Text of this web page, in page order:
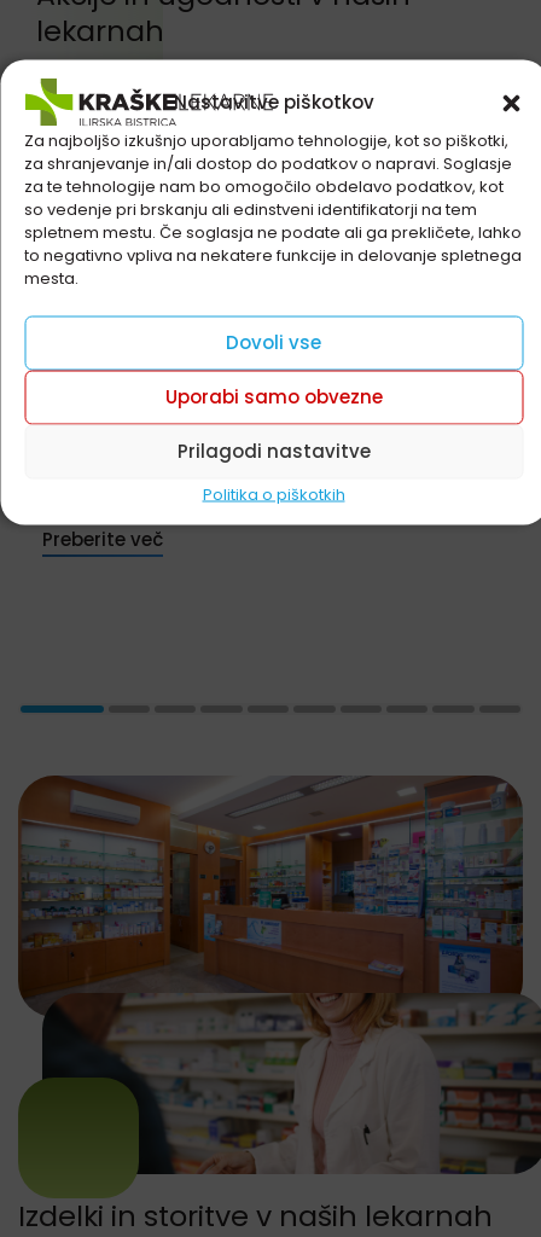
Nastavitve piškotkov
Za najboljšo izkušnjo uporabljamo tehnologije, kot so piškotki,
za shranjevanje in/ali dostop do podatkov o napravi. Soglasje
za te tehnologije nam bo omogočilo obdelavo podatkov, kot
so vedenje pri brskanju ali edinstveni identifikatorji na tem
spletnem mestu. Če soglasja ne podate ali ga prekličete, lahko
to negativno vpliva na nekatere funkcije in delovanje spletnega
mesta.
Dovoli vse
Uporabi samo obvezne
Prilagodi nastavitve
Politika o piškotkih
lekarnah
Izdelke je možno kupiti izključno v fizičnih lekarnah in
niso na voljo za spletni nakup.
Preglejte seznam naših lekarn
Akcija velja do 9. 8. 2026
Preberite več
Izdelki in storitve v naših lekarnah